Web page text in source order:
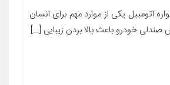
اتومبیل یکی از موارد مهم برای انسان
خودرو باعث بالا بردن زیبایی […]